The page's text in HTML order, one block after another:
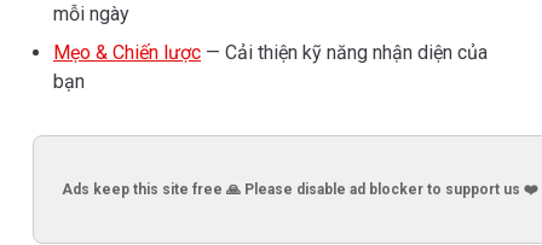
mỗi ngày
Mẹo & Chiến lược — Cải thiện kỹ năng nhận diện của
bạn
Ads keep this site free 🙏 Please disable ad blocker to support us ❤️